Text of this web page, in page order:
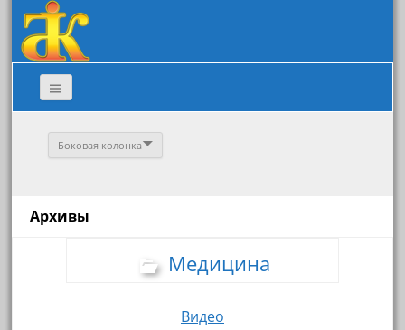
Боковая колонка
Архивы
Медицина
Видео